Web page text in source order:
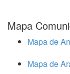
Mapa
Mapa de
Mapa de